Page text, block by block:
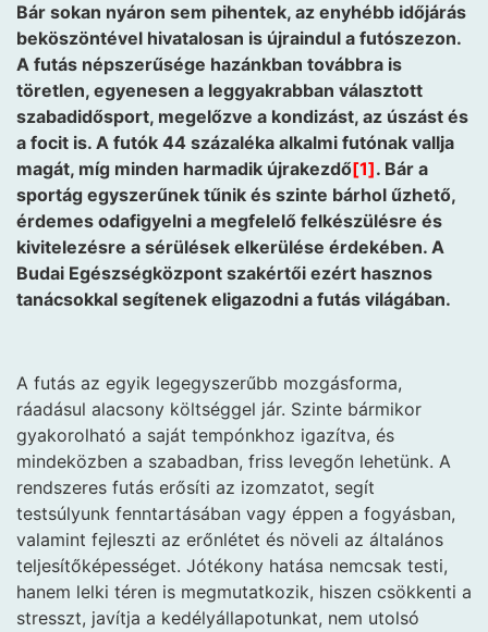
Bár sokan nyáron sem pihentek, az enyhébb időjárás
beköszöntével hivatalosan is újraindul a futószezon.
A futás népszerűsége hazánkban továbbra is
töretlen, egyenesen a leggyakrabban választott
szabadidősport, megelőzve a kondizást, az úszást és
a focit is. A futók 44 százaléka alkalmi futónak vallja
magát, míg minden harmadik újrakezdő[1]. Bár a
sportág egyszerűnek tűnik és szinte bárhol űzhető,
érdemes odafigyelni a megfelelő felkészülésre és
kivitelezésre a sérülések elkerülése érdekében. A
Budai Egészségközpont szakértői ezért hasznos
tanácsokkal segítenek eligazodni a futás világában.
A futás az egyik legegyszerűbb mozgásforma,
ráadásul alacsony költséggel jár. Szinte bármikor
gyakorolható a saját tempónkhoz igazítva, és
mindeközben a szabadban, friss levegőn lehetünk. A
rendszeres futás erősíti az izomzatot, segít
testsúlyunk fenntartásában vagy éppen a fogyásban,
valamint fejleszti az erőnlétet és növeli az általános
teljesítőképességet. Jótékony hatása nemcsak testi,
hanem lelki téren is megmutatkozik, hiszen csökkenti a
stresszt, javítja a kedélyállapotunkat, nem utolsó